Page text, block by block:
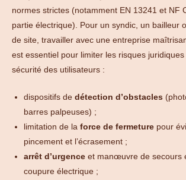
normes strictes (notamment EN 13241 et NF
partie électrique). Pour un syndic, un bailleur
de site, travailler avec une entreprise
est essentiel pour limiter les risques
sécurité des utilisateurs :
dispositifs de détection d’obstacles
barres palpeuses) ;
limitation de la force de fermeture pour
pincement et l’écrasement ;
arrêt d’urgence et manœuvre de secours
coupure électrique ;